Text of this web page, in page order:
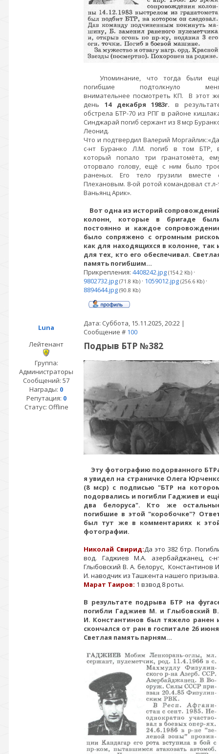
Упоминание, что тогда были
погибшие подтолкнуло
внимательнее посмотреть КП. В этот
день 14 декабря 1983г. в
обстрела БТР-70 из РПГ в районе
Синджарай погиб сержант из 8 мср
Леонид.
Что и подтвердил Валерий
с-нт Буранко Л.М. погиб в том БТР,
который попало три гранатомёта,
оторвало голову, ещё с ним было
раненых. Его тело грузили вместе
Плехановым. 8-ой ротой командовал ст.л-
Ваньянц Арик».
Вот одна из историй
колонн, которые в бригаде
постоянно и каждое
было сопряжено с огромным
как для находящихся в колонне, так
для тех, кто его обеспечивал.
память погибшим…
Прикрепления: 4408242.jpg (154.2 Kb) ·
9802732.jpg (71.8 Kb) · 1059012.jpg (256.6 Kb) ·
8894644.jpg (90.8 Kb)
Luna
Дата: Суббота, 15.11.2025, 20:22 |
Сообщение # 100
Лейтенант
Группа:
Администраторы
Сообщений: 57
Награды: 0
Репутация: 0
Статус: Offline
Подрыв БТР №382
Эту фотографию подорванного
я увидел на страничке Олега
(8 мср) с подписью "БТР на
подорвались и погибли Гаджиев и
два белоруса". Кто же
погибшие в этой "коробочке"?
был тут же в комментариях к
фотографии.
Николай Свирид:Да это 382 бтр.
вод. Гаджиев М.А. азербайджанец, с-
Глыбовский В. А. белорус, Константинов
И. наводчик из Ташкента нашего призыва.
Марат Таиров: 1 взвод 8 роты.
В результате подрыва БТР на
погибли Гаджиев М. и Глыбовский
И. Константинов был тяжело ранен
скончался от ран в госпитале 26
Светлая память парням...